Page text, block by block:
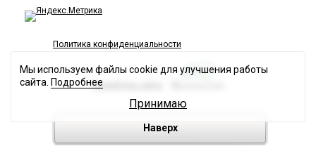
Политика конфиденциальности
Разработка сайта
Наверх
Мы используем файлы cookie для улучшения работы
сайта. Подробнее
Принимаю